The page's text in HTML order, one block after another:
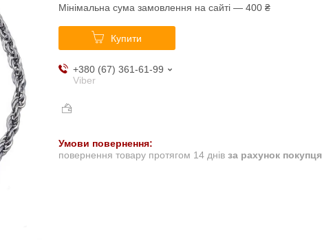
Мінімальна сума замовлення на сайті — 400 ₴
Купити
+380 (67) 361-61-99
Viber
повернення товару протягом 14 днів за рахунок покупця